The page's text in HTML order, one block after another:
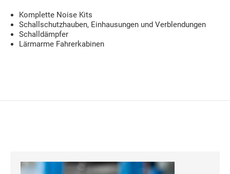
Komplette Noise Kits
Schallschutzhauben, Einhausungen und Verblendungen
Schalldämpfer
Lärmarme Fahrerkabinen